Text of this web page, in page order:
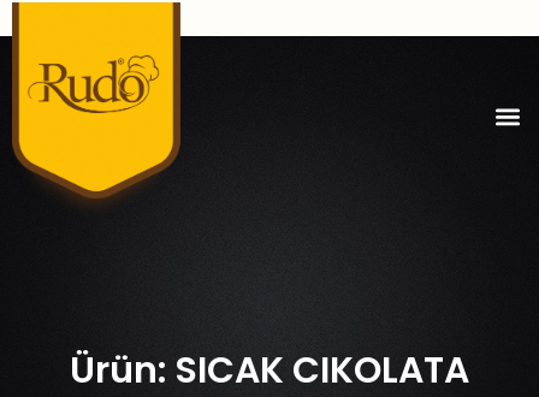
Ürün: SICAK CIKOLATA